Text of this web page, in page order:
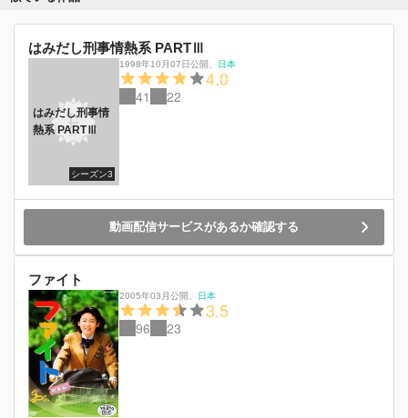
はみだし刑事情熱系 PARTⅢ
シーズン3
はみだし刑事情
熱系 PARTⅢ
1998年10月07日公開 日本
4.0
41 22
動画配信サービスがあるか確認する
ファイト
2005年03月公開 日本
3.5
96 23